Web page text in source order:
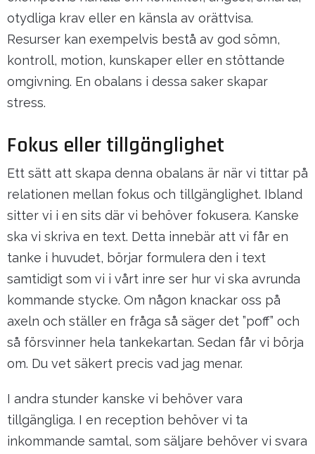
otydliga krav eller en känsla av orättvisa.
Resurser kan exempelvis bestå av god sömn,
kontroll, motion, kunskaper eller en stöttande
omgivning. En obalans i dessa saker skapar
stress.
Fokus eller tillgänglighet
Ett sätt att skapa denna obalans är när vi tittar på
relationen mellan fokus och tillgänglighet. Ibland
sitter vi i en sits där vi behöver fokusera. Kanske
ska vi skriva en text. Detta innebär att vi får en
tanke i huvudet, börjar formulera den i text
samtidigt som vi i vårt inre ser hur vi ska avrunda
kommande stycke. Om någon knackar oss på
axeln och ställer en fråga så säger det ”poff” och
så försvinner hela tankekartan. Sedan får vi börja
om. Du vet säkert precis vad jag menar.
I andra stunder kanske vi behöver vara
tillgängliga. I en reception behöver vi ta
inkommande samtal, som säljare behöver vi svara